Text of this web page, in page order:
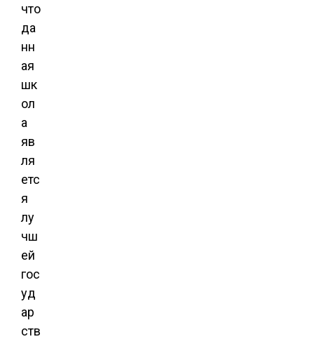
что
да
нн
ая
шк
ол
а
яв
ля
етс
я
лу
чш
ей
гос
уд
ар
ств